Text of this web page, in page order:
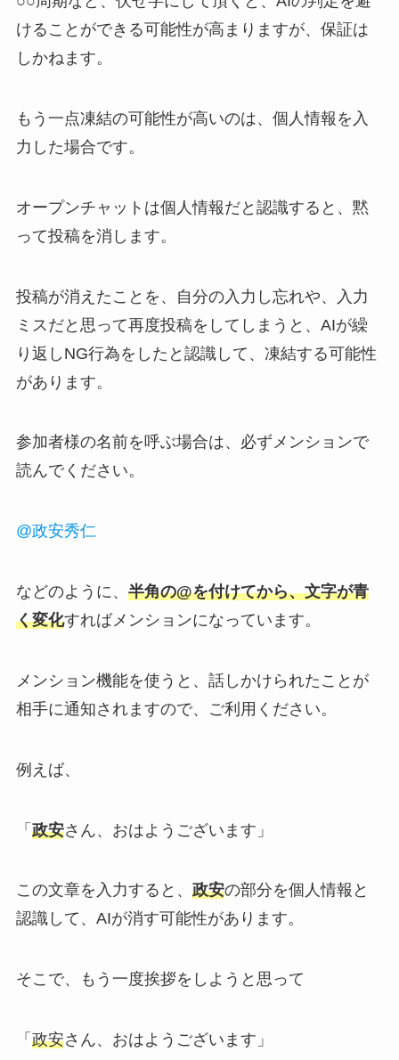
けることができる可能性が高まりますが、保証は
しかねます。
もう一点凍結の可能性が高いのは、個人情報を入
力した場合です。
オープンチャットは個人情報だと認識すると、黙
って投稿を消します。
投稿が消えたことを、自分の入力し忘れや、入力
ミスだと思って再度投稿をしてしまうと、AIが繰
り返しNG行為をしたと認識して、凍結する可能性
があります。
参加者様の名前を呼ぶ場合は、必ずメンションで
読んでください。
@政安秀仁
などのように、 半角の@を付けてから、文字が青
く変化すればメンションになっています。
メンション機能を使うと、話しかけられたことが
相手に通知されますので、ご利用ください。
例えば、
「 政安さん、おはようございます」
この文章を入力すると、 政安の部分を個人情報と
認識して、AIが消す可能性があります。
そこで、もう一度挨拶をしようと思って
「 政安さん、おはようございます」